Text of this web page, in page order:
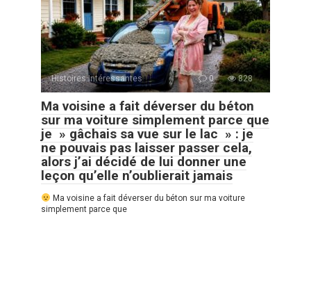
Histoires Intéressantes 0 828
Ma voisine a fait déverser du béton
sur ma voiture simplement parce que
je » gâchais sa vue sur le lac » : je
ne pouvais pas laisser passer cela,
alors j’ai décidé de lui donner une
leçon qu’elle n’oublierait jamais
Ma voisine a fait déverser du béton sur ma voiture
simplement parce que